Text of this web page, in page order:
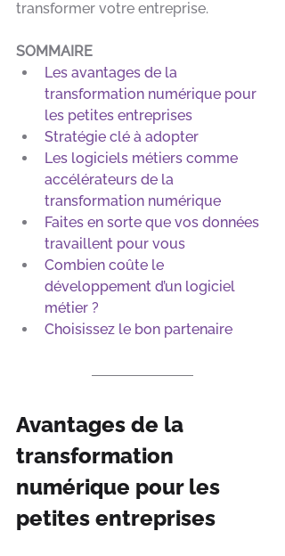
transformer votre entreprise.
SOMMAIRE
Les avantages de la
transformation numérique pour
les petites entreprises
Stratégie clé à adopter
Les logiciels métiers comme
accélérateurs de la
transformation numérique
Faites en sorte que vos données
travaillent pour vous
Combien coûte le
développement d’un logiciel
métier ?
Choisissez le bon partenaire
Avantages de la
transformation
numérique pour les
petites entreprises